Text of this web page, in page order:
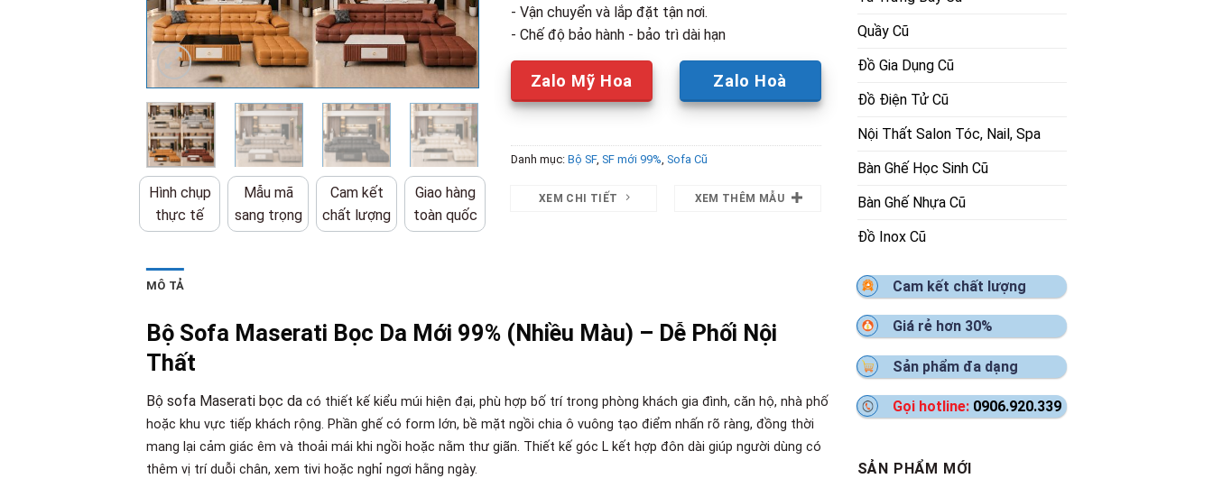
Hình chụp
thực tế
Mẫu mã
sang trọng
Cam kết
chất lượng
Giao hàng
toàn quốc
- Vận chuyển và lắp đặt tận nơi.
- Chế độ bảo hành - bảo trì dài hạn
Zalo Mỹ Hoa Zalo Hoà
Danh mục: Bộ SF, SF mới 99% Sofa Cũ
XEM CHI TIẾT XEM THÊM MẪU
MÔ TẢ
Bộ Sofa Maserati Bọc Da Mới 99% (Nhiều Màu) – Dễ Phối Nội
Thất
Bộ sofa Maserati bọc da có thiết kế kiểu múi hiện đại, phù hợp bố trí trong phòng khách gia đình, căn hộ, nhà phố
hoặc khu vực tiếp khách rộng. Phần ghế có form lớn, bề mặt ngồi chia ô vuông tạo điểm nhấn rõ ràng, đồng thời
mang lại cảm giác êm và thoải mái khi ngồi hoặc nằm thư giãn. Thiết kế góc L kết hợp đôn dài giúp người dùng có
thêm vị trí duỗi chân, xem tivi hoặc nghỉ ngơi hằng ngày.
Quầy Cũ
Đồ Gia Dụng Cũ
Đồ Điện Tử Cũ
Nội Thất Salon Tóc, Nail, Spa
Bàn Ghế Học Sinh Cũ
Bàn Ghế Nhựa Cũ
Đồ Inox Cũ
Cam kết chất lượng
Giá rẻ hơn 30%
Sản phẩm đa dạng
Gọi hotline: 0906.920.339
SẢN PHẨM MỚI